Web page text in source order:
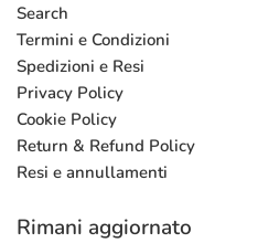
Search
Termini e Condizioni
Spedizioni e Resi
Privacy Policy
Cookie Policy
Return & Refund Policy
Resi e annullamenti
Rimani aggiornato